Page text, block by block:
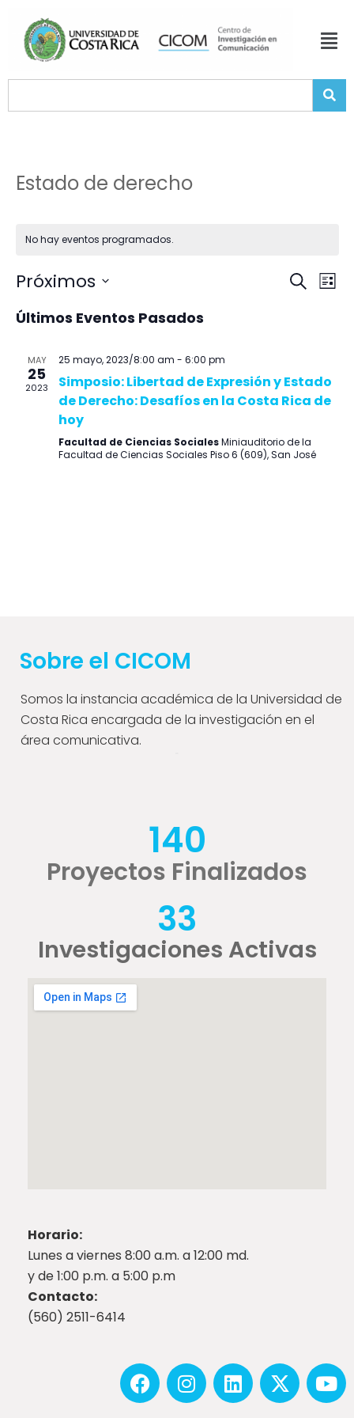
Estado de derecho
No hay eventos programados.
vistas
de
Buscar
Lista
Próximos
la
fecha.
Últimos Eventos Pasados
MAY
25
2023
25 mayo, 2023/8:00 am - 6:00 pm
Simposio: Libertad de Expresión y Estado
de Derecho: Desafíos en la Costa Rica de
hoy
Facultad de Ciencias SocialesMiniauditorio de la
Facultad de Ciencias Sociales Piso 6 (609), San José
Sobre el CICOM
Somos la instancia académica de la Universidad de
Costa Rica encargada de la investigación en el
área comunicativa.
Proyectos Finalizados
140
Investigaciones Activas
33
Horario:
Lunes a viernes 8:00 a.m. a 12:00 md.
y de 1:00 p.m. a 5:00 p.m
Contacto:
(560) 2511-6414